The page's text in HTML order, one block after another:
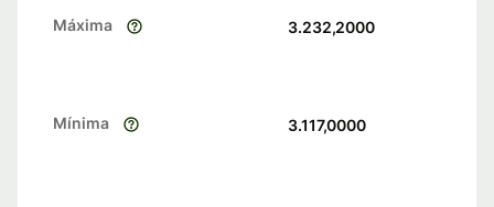
Máxima 3.232,2000
Mínima 3.117,0000